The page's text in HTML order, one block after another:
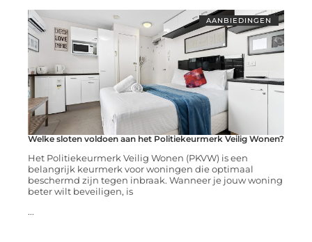
AANBIEDINGEN
Welke sloten voldoen aan het Politiekeurmerk Veilig Wonen?
Het Politiekeurmerk Veilig Wonen (PKVW) is een
belangrijk keurmerk voor woningen die optimaal
beschermd zijn tegen inbraak. Wanneer je jouw woning
beter wilt beveiligen, is
...